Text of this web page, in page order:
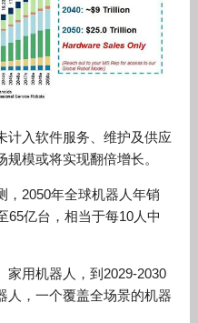
计入软件服务、维护及供应
模或将实现翻倍增长。
，2050年全球机器人年销
65亿台，相当于每10人中
家用机器人，到2029-2030
人，一个覆盖全场景的机器